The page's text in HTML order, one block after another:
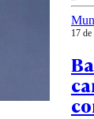
17